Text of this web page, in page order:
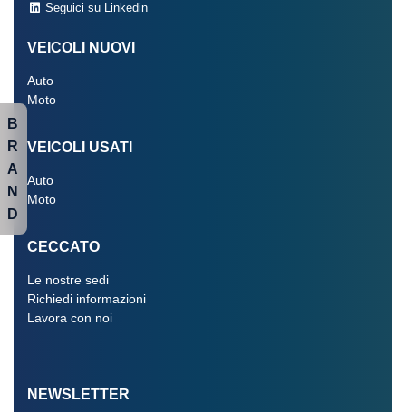
Seguici su Linkedin
VEICOLI NUOVI
Auto
Moto
VEICOLI USATI
Auto
Moto
CECCATO
Le nostre sedi
Richiedi informazioni
Lavora con noi
NEWSLETTER
B
R
A
N
D